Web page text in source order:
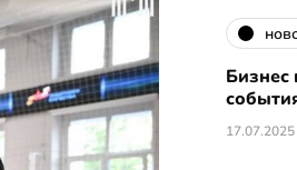
Бизнес
17.07.2025